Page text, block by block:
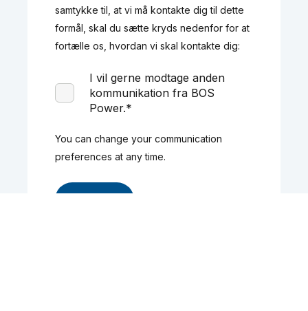
samtykke til, at vi må kontakte dig til dette
formål, skal du sætte kryds nedenfor for at
fortælle os, hvordan vi skal kontakte dig:
I vil gerne modtage anden
kommunikation fra BOS
Power.*
You can change your communication
preferences at any time.